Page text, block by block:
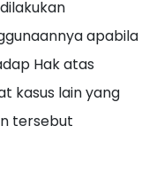
apabila
Hak atas
kasus lain yang
tersebut